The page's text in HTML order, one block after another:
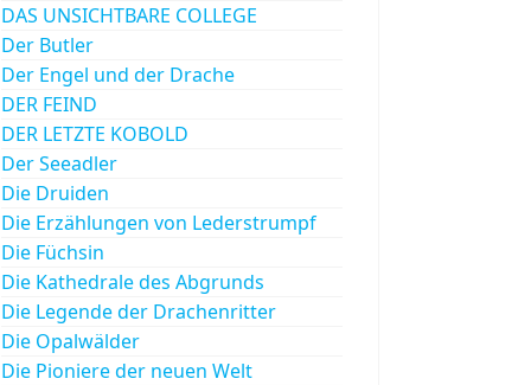
DAS UNSICHTBARE COLLEGE
Der Butler
Der Engel und der Drache
DER FEIND
DER LETZTE KOBOLD
Der Seeadler
Die Druiden
Die Erzählungen von Lederstrumpf
Die Füchsin
Die Kathedrale des Abgrunds
Die Legende der Drachenritter
Die Opalwälder
Die Pioniere der neuen Welt